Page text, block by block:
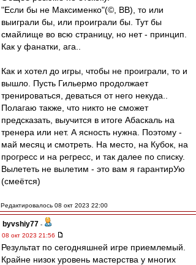
"Если бы не Максименко"(©, ВВ), то или
выиграли бы, или проиграли бы. Тут бы
смайлище во всю страницу, но нет - принцип.
Как у фанатки, ага..
Как и хотел до игры, чтобы не проиграли, то и
вышло. Пусть Гильермо продолжает
тренироваться, деваться от него некуда..
Полагаю также, что никто не сможет
предсказать, выучится в итоге Абаскаль на
тренера или нет. А ясность нужна. Поэтому -
май месяц и смотреть. На место, на Кубок, на
прогресс и на регресс, и так далее по списку.
Вылететь не вылетим - это вам я гарантирУю
(смеётся)
Редактировалось 08 окт 2023 22:00
byvshiy77 -
08 окт 2023 21:56
Результат по сегодняшней игре приемлемый.
Крайне низок уровень мастерства у многих